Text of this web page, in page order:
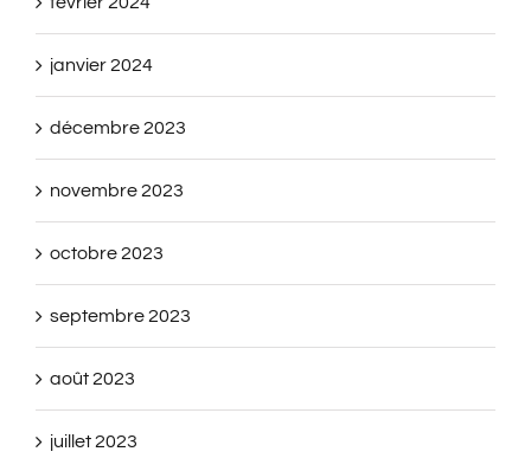
janvier 2024
décembre 2023
novembre 2023
octobre 2023
septembre 2023
août 2023
juillet 2023